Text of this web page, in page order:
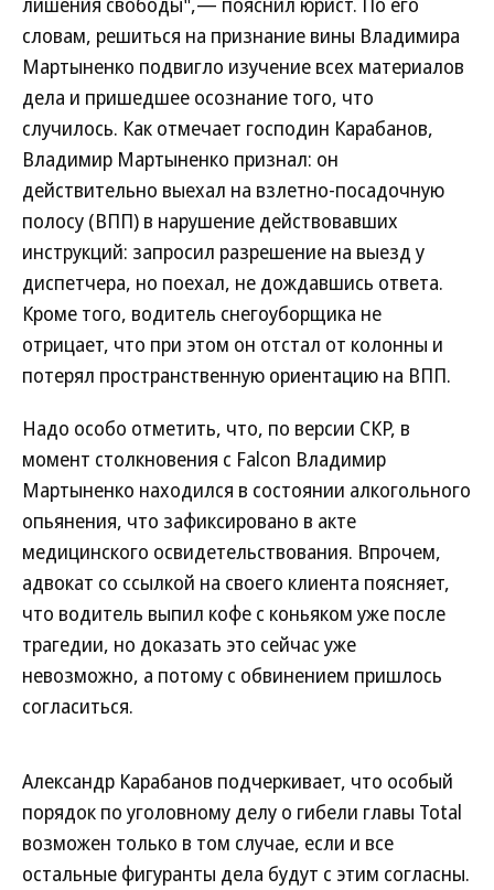
словам, решиться на признание вины Владимира
Мартыненко подвигло изучение всех материалов
дела и пришедшее осознание того, что
случилось. Как отмечает господин Карабанов,
Владимир Мартыненко признал: он
действительно выехал на взлетно-посадочную
полосу (ВПП) в нарушение действовавших
инструкций: запросил разрешение на выезд у
диспетчера, но поехал, не дождавшись ответа.
Кроме того, водитель снегоуборщика не
отрицает, что при этом он отстал от колонны и
потерял пространственную ориентацию на ВПП.
Надо особо отметить, что, по версии СКР, в
момент столкновения с Falcon Владимир
Мартыненко находился в состоянии алкогольного
опьянения, что зафиксировано в акте
медицинского освидетельствования. Впрочем,
адвокат со ссылкой на своего клиента поясняет,
что водитель выпил кофе с коньяком уже после
трагедии, но доказать это сейчас уже
невозможно, а потому с обвинением пришлось
согласиться.
Александр Карабанов подчеркивает, что особый
порядок по уголовному делу о гибели главы Total
возможен только в том случае, если и все
остальные фигуранты дела будут с этим согласны.